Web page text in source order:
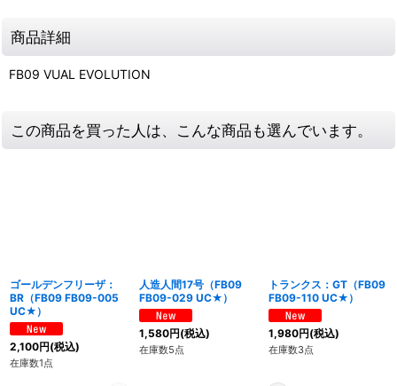
商品詳細
FB09 VUAL EVOLUTION
この商品を買った人は、こんな商品も選んでいます。
ゴールデンフリーザ：
BR（FB09 FB09-005
UC★）
2,100円(税込)
在庫数1点
人造人間17号（FB09
FB09-029 UC★）
1,580円(税込)
在庫数5点
トランクス：GT（FB09
FB09-110 UC★）
1,980円(税込)
在庫数3点